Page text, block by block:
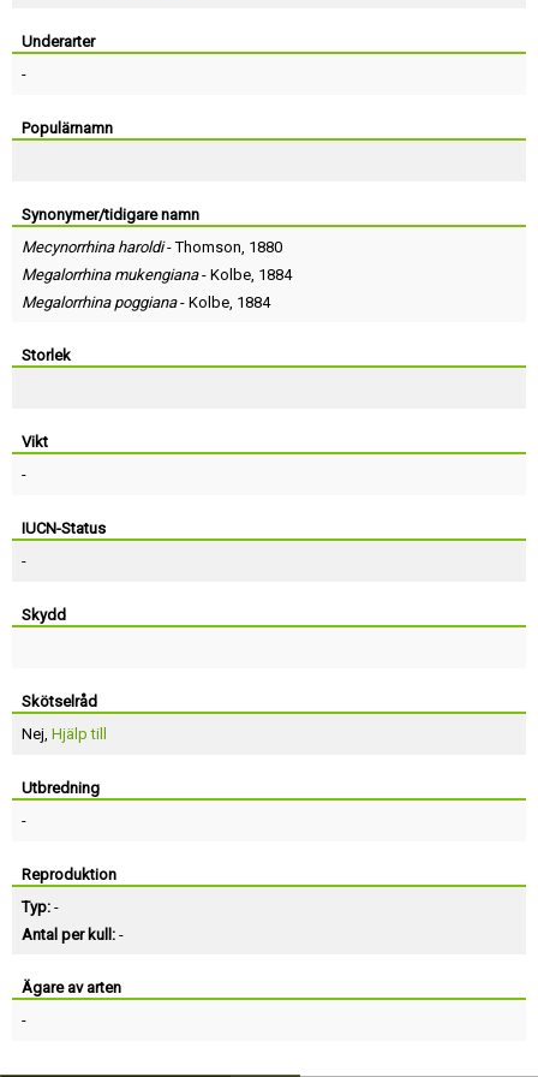
Underarter
-
Populärnamn
Synonymer/tidigare namn
Mecynorrhina haroldi-Thomson, 1880
Megalorrhina mukengiana- Kolbe, 1884
Megalorrhina poggiana- Kolbe, 1884
Storlek
Vikt
-
IUCN-Status
-
Skydd
Skötselråd
Nej, Hjälp till
Utbredning
-
Reproduktion
Typ: -
Antal per kull: -
Ägare av arten
-